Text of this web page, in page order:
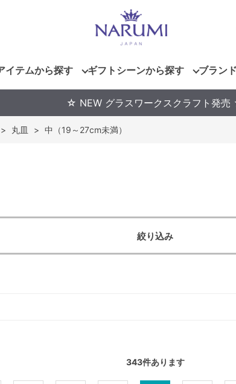
イテムから探す ギフトシーンから探す ブラン
☆ NEW グラスワークスクラフト発
> 丸皿 > 中（19～27cm未満）
絞り込み
343件あります